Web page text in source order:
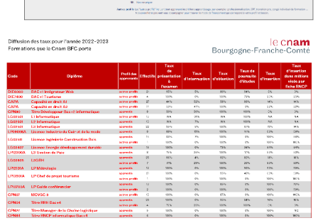
Validation des acquis
professionnels et personnels
(VAPP)
Infos pratiques
Discrimination/égalité/mixité
Handi'Cnam
Témoignages
Statistiques